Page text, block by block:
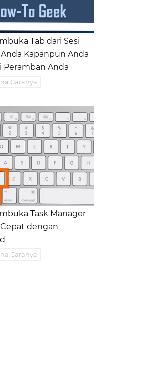
Tab dari Sesi
Kapanpun Anda
Peramban Anda
Caranya
Task Manager
dengan
Caranya